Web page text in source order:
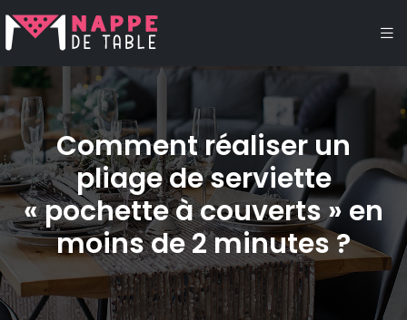
Comment réaliser un
pliage de serviette
« pochette à couverts » en
moins de 2 minutes ?